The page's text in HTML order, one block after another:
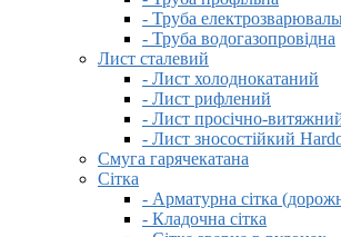
- Труба
- Труба водогазопровідна
Лист сталевий
- Лист холоднокатаний
- Лист рифлений
- Лист просічно-
- Лист зносостійкий
Смуга гарячекатана
Сітка
- Арматурна сітка
- Кладочна сітка